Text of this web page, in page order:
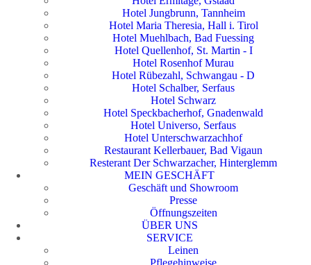
Hotel Jungbrunn, Tannheim
Hotel Maria Theresia, Hall i. Tirol
Hotel Muehlbach, Bad Fuessing
Hotel Quellenhof, St. Martin - I
Hotel Rosenhof Murau
Hotel Rübezahl, Schwangau - D
Hotel Schalber, Serfaus
Hotel Schwarz
Hotel Speckbacherhof, Gnadenwald
Hotel Universo, Serfaus
Hotel Unterschwarzachhof
Restaurant Kellerbauer, Bad Vigaun
Resterant Der Schwarzacher, Hinterglemm
MEIN GESCHÄFT
Geschäft und Showroom
Presse
Öffnungszeiten
ÜBER UNS
SERVICE
Leinen
Pflegehinweise